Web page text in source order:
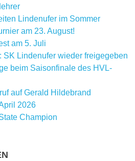
Lindenufer im Sommer
am 23. August!
am 5. Juli
SK Lindenufer wieder freigegeben
beim Saisonfinale des HVL-
auf Gerald Hildebrand
2026
Champion